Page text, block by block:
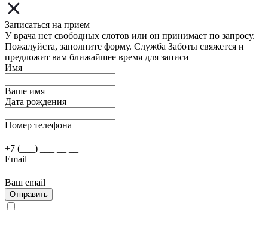
Записаться на прием
У врача нет свободных слотов или он принимает по запросу.
Пожалуйста, заполните форму. Служба Заботы свяжется и
предложит вам ближайшее время для записи
Имя
Ваше имя
Дата рождения
Номер телефона
+7 (___) ___ __ __
Email
Ваш email
Отправить